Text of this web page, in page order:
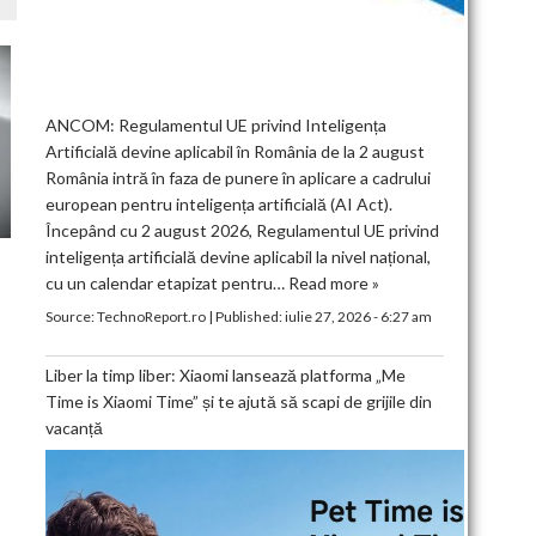
ANCOM: Regulamentul UE privind Inteligența
Artificială devine aplicabil în România de la 2 august
România intră în faza de punere în aplicare a cadrului
european pentru inteligența artificială (AI Act).
Începând cu 2 august 2026, Regulamentul UE privind
inteligența artificială devine aplicabil la nivel național,
cu un calendar etapizat pentru… Read more »
Source:TechnoReport.ro| Published:iulie 27, 2026 - 6:27 am
Liber la timp liber: Xiaomi lansează platforma „Me
Time is Xiaomi Time” și te ajută să scapi de grijile din
vacanță